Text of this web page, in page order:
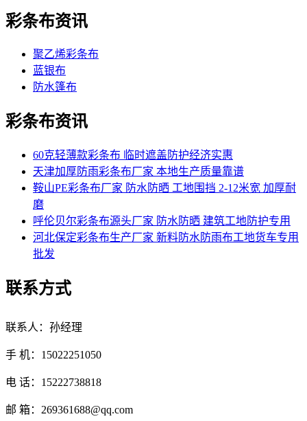
彩条布资讯
聚乙烯彩条布
蓝银布
防水篷布
彩条布资讯
60克轻薄款彩条布 临时遮盖防护经济实惠
天津加厚防雨彩条布厂家 本地生产质量靠谱
鞍山PE彩条布厂家 防水防晒 工地围挡 2-12米宽 加厚耐
磨
呼伦贝尔彩条布源头厂家 防水防晒 建筑工地防护专用
河北保定彩条布生产厂家 新料防水防雨布工地货车专用
批发
联系方式
联系人：孙经理
手 机：15022251050
电 话：15222738818
邮 箱：269361688@qq.com